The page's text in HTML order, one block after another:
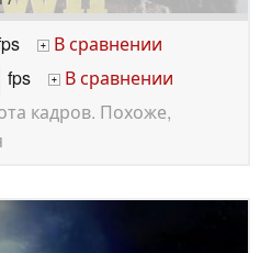
+
В сравнении
fps +
В сравнении
кадров. Похоже,